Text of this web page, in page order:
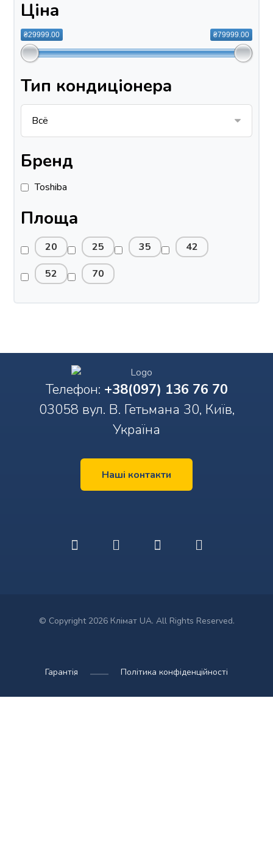
Ціна
₴29999.00 ₴79999.00
Тип кондиціонера
Бренд
Toshiba
Площа
20 25 35
42
52
70
Телефон: +38(097) 136 76 70
03058 вул. В. Гетьмана 30, Київ,
Україна
Наші контакти
© Copyright 2026 Клімат UA. All Rights Reserved.
Політика конфіденційності
Гарантія